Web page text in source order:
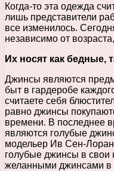
Когда-то эта одежда
лишь представители
все изменилось.
независимо от
Их носят как бедные,
Джинсы являются
быт в гардеробе
считаете себя
равно джинсы
времени. В последнее
являются голубые
модельер Ив Сен-
голубые джинсы в свои
желанными джинсами в